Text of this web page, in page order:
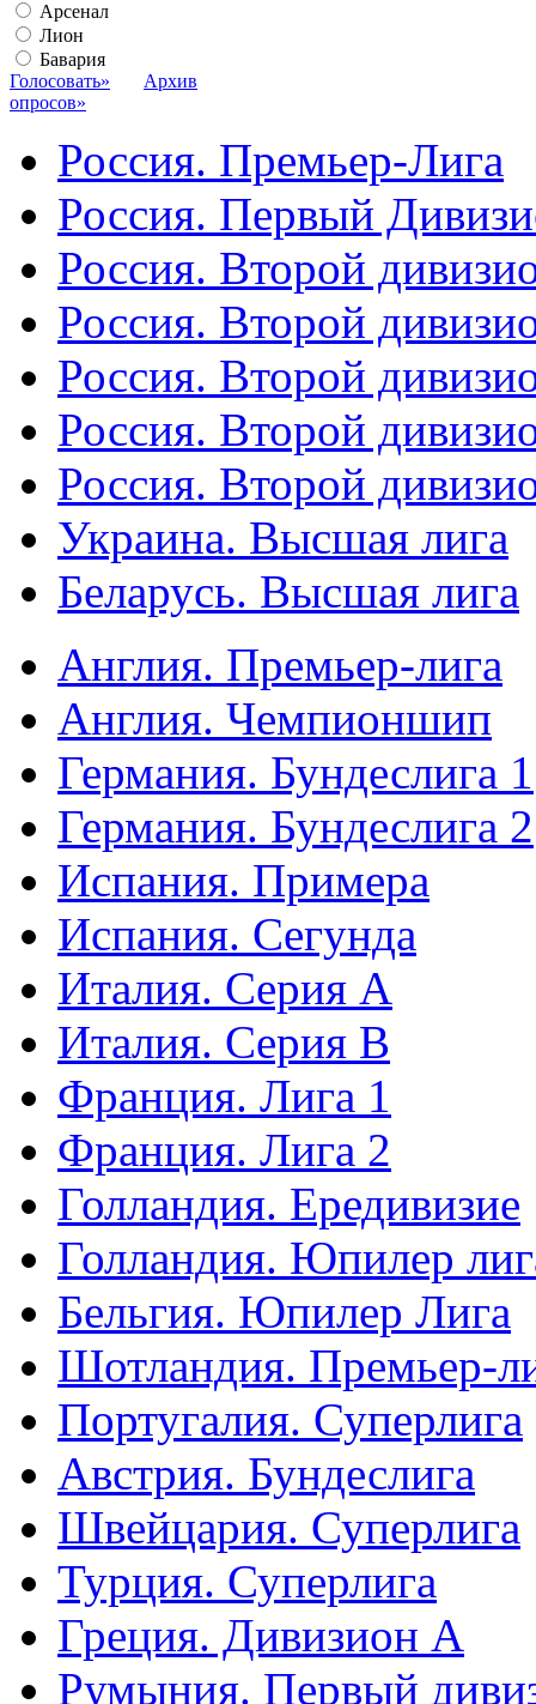
Арсенал
Лион
Бавария
Голосовать»
Архив
опросов»
Россия. Премьер-Лига
Россия. Первый
Россия. Второй
Россия. Второй
Россия. Второй
Россия. Второй
Россия. Второй
Украина. Высшая лига
Беларусь. Высшая лига
Англия. Премьер-лига
Англия. Чемпионшип
Германия. Бундеслига 1
Германия. Бундеслига 2
Испания. Примера
Испания. Сегунда
Италия. Серия А
Италия. Серия B
Франция. Лига 1
Франция. Лига 2
Голландия. Ередивизие
Голландия. Юпилер
Бельгия. Юпилер Лига
Шотландия. Премьер-
Португалия. Суперлига
Австрия. Бундеслига
Швейцария. Суперлига
Турция. Суперлига
Греция. Дивизион А
Румыния. Первый